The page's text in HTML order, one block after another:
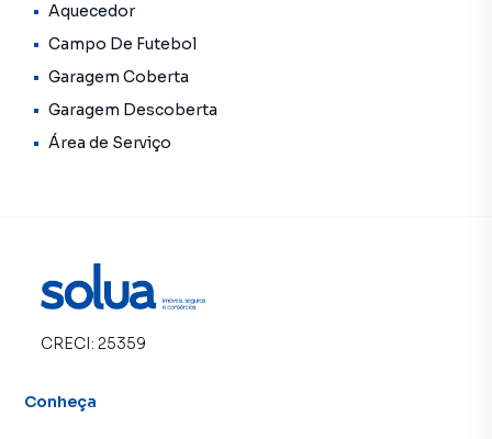
Aquecedor
Campo De Futebol
Garagem Coberta
Garagem Descoberta
Área de Serviço
CRECI: 25359
Conheça